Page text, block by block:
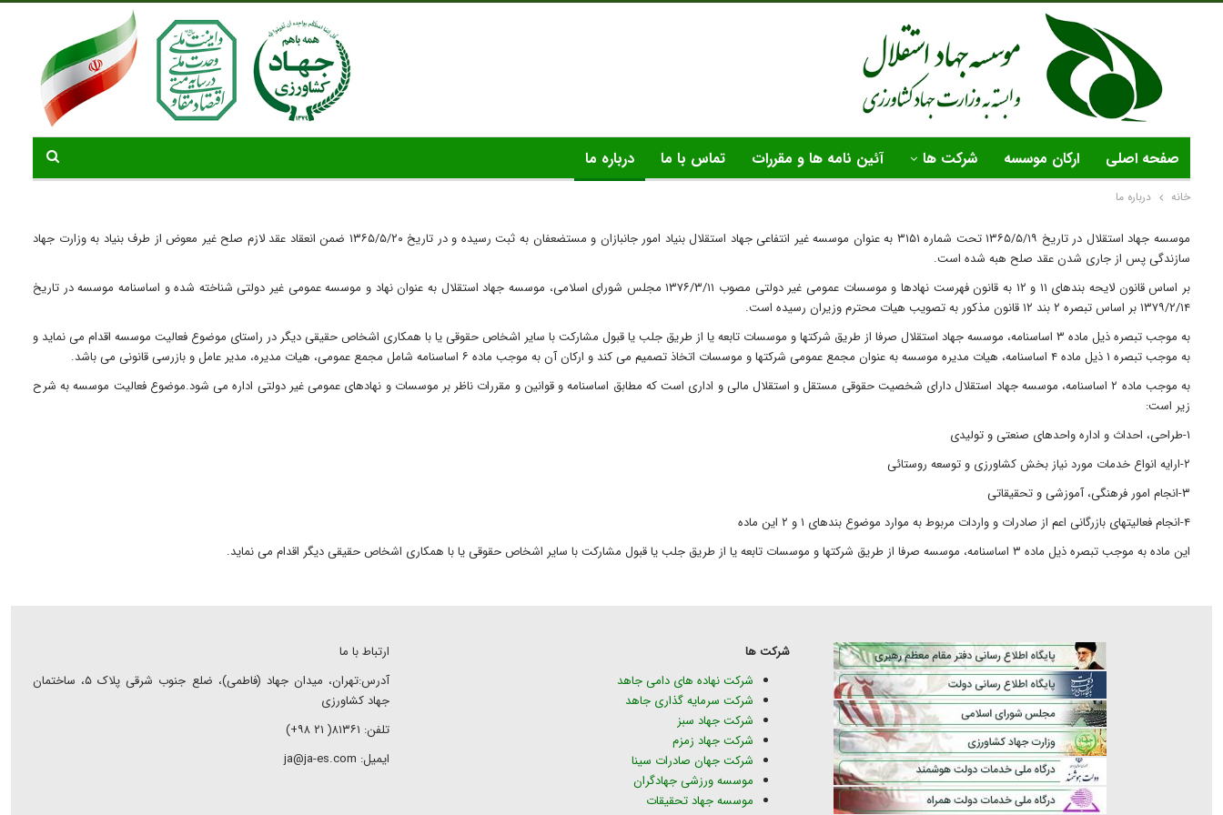
صفحه اصلی ارکان موسسه شرکت ها آئین نامه ها و مقررات تماس با ما درباره ما
خانه درباره ما
موسسه جهاد استقلال در تاریخ ۱۳۶۵/۵/۱۹ تحت شماره ۳۱۵۱ به عنوان موسسه غیر انتفاعی جهاد استقلال بنیاد امور جانبازان و مستضعفان به ثبت رسیده و در تاریخ ۱۳۶۵/۵/۲۰ ضمن انعقاد عقد لازم صلح غیر معوض از طرف بنیاد به وزارت جهاد
سازندگی پس از جاری شدن عقد صلح هبه شده است.
بر اساس قانون لایحه بندهای ۱۱ و ۱۲ به قانون فهرست نهادها و موسسات عمومی غیر دولتی مصوب ۱۳۷۶/۳/۱۱ مجلس شورای اسلامی، موسسه جهاد استقلال به عنوان نهاد و موسسه عمومی غیر دولتی شناخته شده و اساسنامه موسسه در تاریخ
۱۳۷۹/۲/۱۴ بر اساس تبصره ۲ بند ۱۲ قانون مذکور به تصویب هیات محترم وزیران رسیده است.
به موجب تبصره ذیل ماده ۳ اساسنامه، موسسه جهاد استقلال صرفا از طریق شرکتها و موسسات تابعه یا از طریق جلب یا قبول مشارکت با سایر اشخاص حقوقی یا با همکاری اشخاص حقیقی دیگر در راستای موضوع فعالیت موسسه اقدام می نماید و
به موجب تبصره ۱ ذیل ماده ۴ اساسنامه، هیات مدیره موسسه به عنوان مجمع عمومی شرکتها و موسسات اتخاذ تصمیم می کند و ارکان آن به موجب ماده ۶ اساسنامه شامل مجمع عمومی، هیات مدیره، مدیر عامل و بازرسی قانونی می باشد.
به موجب ماده ۲ اساسنامه، موسسه جهاد استقلال دارای شخصیت حقوقی مستقل و استقلال مالی و اداری است که مطابق اساسنامه و قوانین و مقررات ناظر بر موسسات و نهادهای عمومی غیر دولتی اداره می شود.موضوع فعالیت موسسه به شرح
زیر است:
۱-طراحی، احداث و اداره واحدهای صنعتی و تولیدی
۲-ارایه انواع خدمات مورد نیاز بخش کشاورزی و توسعه روستائی
۳-انجام امور فرهنگی، آموزشی و تحقیقاتی
۴-انجام فعالیتهای بازرگانی اعم از صادرات و واردات مربوط به موارد موضوع بندهای ۱ و ۲ این ماده
این ماده به موجب تبصره ذیل ماده ۳ اساسنامه، موسسه صرفا از طریق شرکتها و موسسات تابعه یا از طریق جلب یا قبول مشارکت با سایر اشخاص حقوقی یا با همکاری اشخاص حقیقی دیگر اقدام می نماید.
شرکت ها
شرکت نهاده های دامی جاهد
شرکت سرمایه گذاری جاهد
شرکت جهاد سبز
شرکت جهاد زمزم
شرکت جهان صادرات سینا
موسسه ورزشی جهادگران
موسسه جهاد تحقیقات
ارتباط با ما
آدرس:تهران، میدان جهاد (فاطمی)، ضلع جنوب شرقی پلاک ۵، ساختمان
جهاد کشاورزی
تلفن: ۸۱۳۶۱( ۲۱ ۹۸+)
ایمیل: ja@ja-es.com